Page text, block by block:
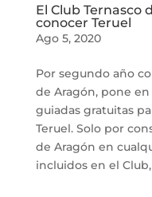
El Club Ternasco
conocer Teruel
Ago 5, 2020
Por segundo año
de Aragón, pone
guiadas gratuitas
Teruel. Solo por
de Aragón en
incluidos en el